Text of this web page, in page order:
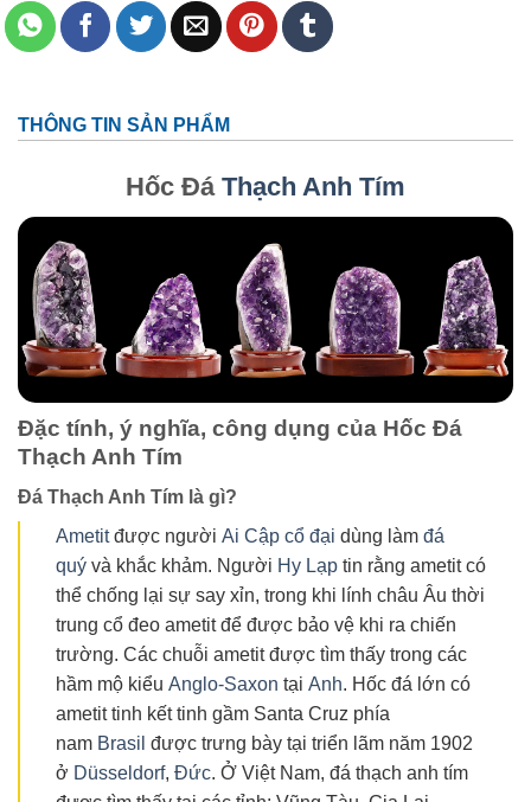
THÔNG TIN SẢN PHẨM
Hốc Đá Thạch Anh Tím
Đặc tính, ý nghĩa, công dụng của Hốc Đá
Thạch Anh Tím
Đá Thạch Anh Tím là gì?
Ametitđược người Ai Cập cổ đại dùng làm đá
quý và khắc khảm. Người Hy Lạp tin rằng ametit có
thể chống lại sự say xỉn, trong khi lính châu Âu thời
trung cổ đeo ametit để được bảo vệ khi ra chiến
trường. Các chuỗi ametit được tìm thấy trong các
hầm mộ kiểu Anglo-Saxon tại Anh. Hốc đá lớn có
ametit tinh kết tinh gầm Santa Cruz phía
nam Brasil được trưng bày tại triển lãm năm 1902
ở Düsseldorf, Đức. Ở Việt Nam, đá thạch anh tím